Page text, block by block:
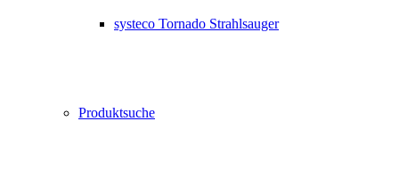
systeco Tornado Strahlsauger
Produktsuche